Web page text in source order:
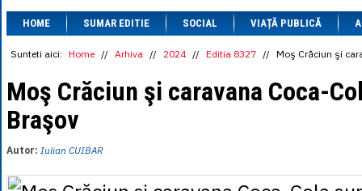
1 CAD= 3.1559
1 CHF= 5.2813
1 CNY= 0.6015
1 DKK
= 0.6668
1 EGP= 0.0860
1 MXN
= 0.2227
HOME SUMAR EDITIE SOCIAL VIAȚĂ PUBLICĂ
Sunteti aici: Home // Arhiva // 2024 // Editia 8327 // Moş Crăciun şi
Moş Crăciun şi caravana Coca-
Braşov
Autor: Iulian CUIBAR